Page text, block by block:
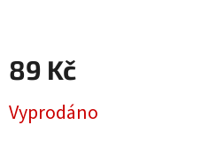
89 Kč
cena:
Vyprodáno